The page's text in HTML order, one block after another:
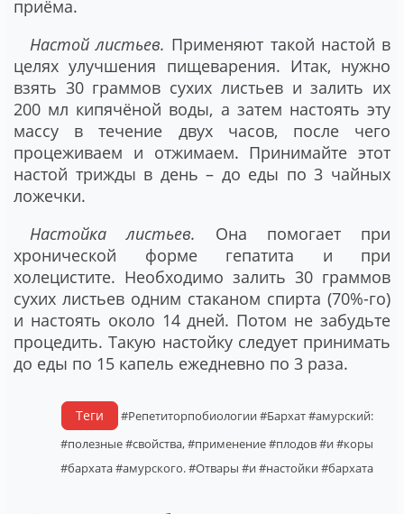
приёма.
Настой листьев. Применяют такой настой в
целях улучшения пищеварения. Итак, нужно
взять 30 граммов сухих листьев и залить их
200 мл кипячёной воды, а затем настоять эту
массу в течение двух часов, после чего
процеживаем и отжимаем. Принимайте этот
настой трижды в день – до еды по 3 чайных
ложечки.
Настойка листьев. Она помогает при
хронической форме гепатита и при
холецистите. Необходимо залить 30 граммов
сухих листьев одним стаканом спирта (70%-го)
и настоять около 14 дней. Потом не забудьте
процедить. Такую настойку следует принимать
до еды по 15 капель ежедневно по 3 раза.
Теги #Репетиторпобиологии#Бархат#амурский:
#полезные#свойства,#применение#плодов#и#коры
#бархата#амурского.#Отвары #и#настойки#бархата